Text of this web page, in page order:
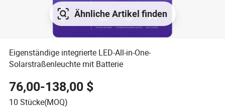
Ähnliche Artikel finden
Eigenständige integrierte LED-All-in-One-
Solarstraßenleuchte mit Batterie
76,00-138,00 $
10 Stücke(MOQ)